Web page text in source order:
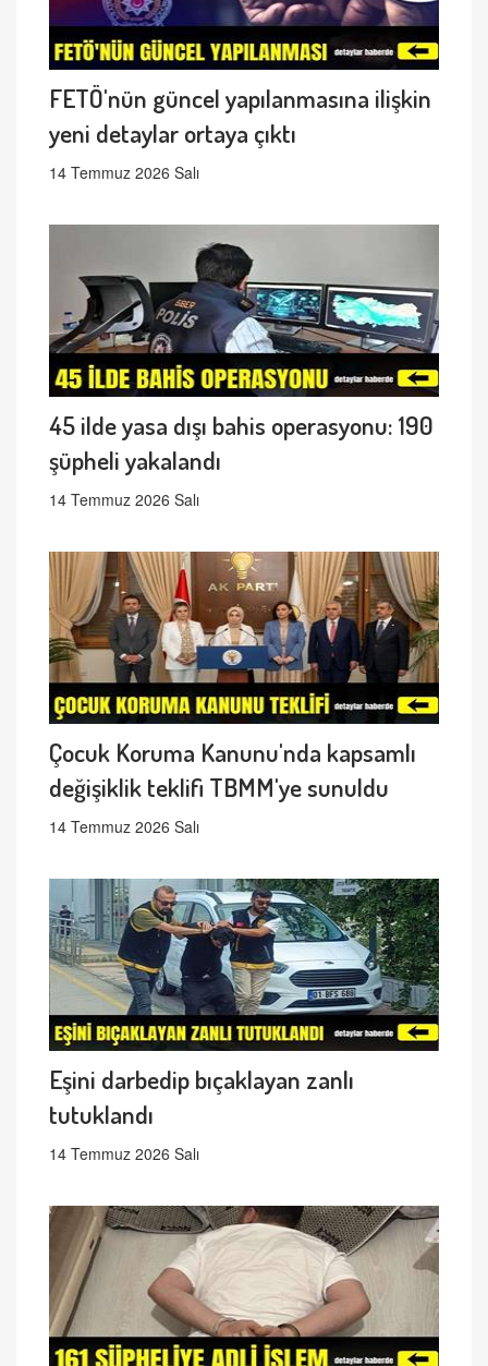
FETÖ'nün güncel yapılanmasına ilişkin
yeni detaylar ortaya çıktı
14 Temmuz 2026 Salı
45 ilde yasa dışı bahis operasyonu: 190
şüpheli yakalandı
14 Temmuz 2026 Salı
Çocuk Koruma Kanunu'nda kapsamlı
değişiklik teklifi TBMM'ye sunuldu
14 Temmuz 2026 Salı
Eşini darbedip bıçaklayan zanlı
tutuklandı
14 Temmuz 2026 Salı